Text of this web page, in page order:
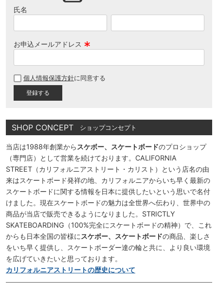
氏名
お申込メールアドレス
須
個人情報保護方針に同意する
SHOP CONCEPT ショップコンセプト
当店は1988年創業から スケボー、スケートボードのプロショップ
（専門店）として営業を続けております。CALIFORNIA
STREET（カリフォルニアストリート・カリスト）という店名の由
来はスケートボード発祥の地、カリフォルニアからいち早く最新の
スケートボードに関する情報を日本に提供したいという思いで名付
けました。現在スケートボードの魅力は全世界へ伝わり、世界中の
商品が当店で販売できるようになりました。STRICTLY
SKATEBOARDING（100%完全にスケートボードの精神）で、これ
からも日本全国の皆様に スケボー、スケートボードの商品、楽しさ
をいち早く提供し、スケートボーダー達の輪と共に、より良い環境
を広げていきたいと思っております。
カリフォルニアストリートの歴史について